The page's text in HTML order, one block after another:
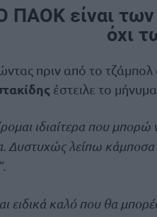
ΠΑΟΚ είναι
όχι
πριν από το
έστειλε το
ιδιαίτερα που
Δυστυχώς λείπω
ειδικά καλό που θα